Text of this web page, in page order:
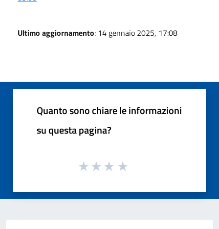
Ultimo aggiornamento: 14 gennaio 2025, 17:08
Quanto sono chiare le informazioni
su questa pagina?